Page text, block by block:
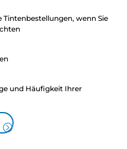
Tintenbestellungen, wenn Sie
und Häufigkeit Ihrer